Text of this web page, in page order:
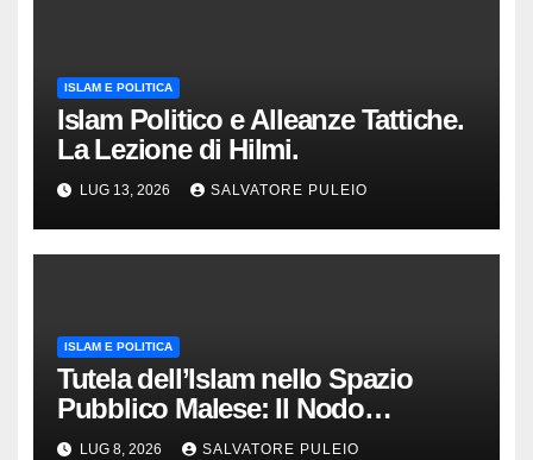
ISLAM E POLITICA
Islam Politico e Alleanze Tattiche.
La Lezione di Hilmi.
LUG 13, 2026 SALVATORE PULEIO
ISLAM E POLITICA
Tutela dell’Islam nello Spazio
Pubblico Malese: Il Nodo
Democratico
LUG 8, 2026 SALVATORE PULEIO